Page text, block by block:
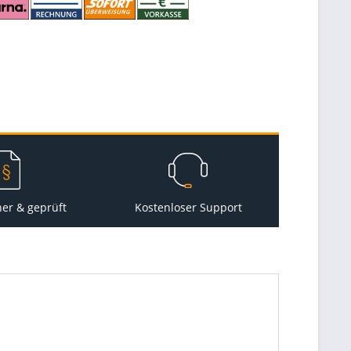
& geprüft Kostenloser Support